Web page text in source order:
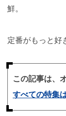
鮮。
定番がもっと好
この記事は、
すべての特集